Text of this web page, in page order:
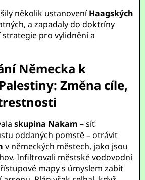
několik ustanoveníHaagských
a zapadaly do doktríny
strategie pro vylidnění a
Německa k
Změna cíle,
skupina Nakam – síť
oddaných pomstě – otrávit
v německých městech, jako jsou
Infiltrovali městské vodovodní
mapy s úmyslem zabít